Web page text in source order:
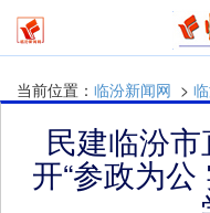
当前位置： 临汾新闻网 >
民建临汾
开“参政为